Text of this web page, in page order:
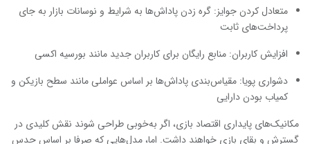
متعادل کردن جوایز: گره زدن پاداش‌ها به شرایط و نوسانات بازار به جای
پرداخت‌های ثابت
افزایش کاربران: منابع رایگان برای کاربران جدید مانند بورسیه اکسی
دشواری پویا: مقیاس‌بندی پاداش‌ها بر اساس عواملی مانند سطح بازیکن و
کمیاب بودن دارایی
مکانیک‌های پایداری اقتصاد بازی، اگر به‌خوبی طراحی شوند نقش کلیدی در
گسترش و بقای بازی خواهند داشت. اما، مدل‌هایی که صرفا بر اساس حدس